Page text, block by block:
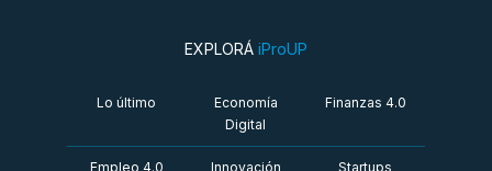
EXPLORÁ iProUP
Lo último
Economía
Digital
Finanzas 4.0
Empleo 4.0 Innovación Startups